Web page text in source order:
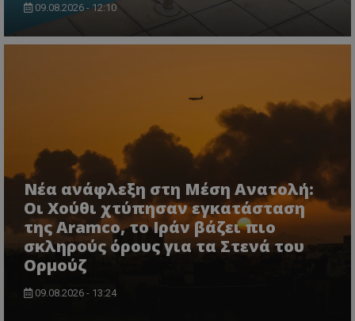
09.08.2026 - 12:10
Νέα ανάφλεξη στη Μέση Ανατολή:
Οι Χούθι χτύπησαν εγκατάσταση
της Aramco, το Ιράν βάζει πιο
σκληρούς όρους για τα Στενά του
Ορμούζ
09.08.2026 - 13:24